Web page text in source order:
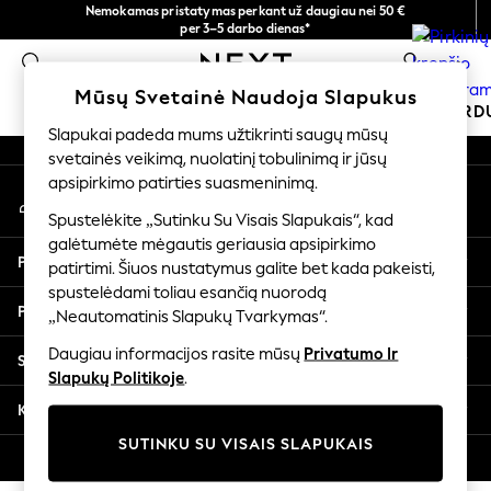
Nemokamas pristatymas perkant už daugiau nei 50 €
per 3–5 darbo dienas*
Dabar galite apsipirkti lietuvių kalba!
0
MOKYKLINĖ APRANGA ŠVENTINĖ
SCHOOLWEAR
All Boys Schoolwear
Shoes
Trousers
Shorts
Shirts
Polo Shirts
Sweatshirts & Jumpers
Coats & Jackets
Underwear
Multipacks
All Boys Sport & Swimwear
An error occurred on client
Mūsų socialiniai tinklai
Mano paskyra
Prisijunkite prie savo paskyros
Pagalba
Privatumas ir teisinė informacija
Skyriai
Kitos paslaugos
Mūsų Svetainė Naudoja Slapukus
Slapukai padeda mums užtikrinti saugų mūsų
svetainės veikimą, nuolatinį tobulinimą ir jūsų
apsipirkimo patirties suasmeninimą.
Spustelėkite „Sutinku Su Visais Slapukais“, kad
galėtumėte mėgautis geriausia apsipirkimo
patirtimi. Šiuos nustatymus galite bet kada pakeisti,
spustelėdami toliau esančią nuorodą
„Neautomatinis Slapukų Tvarkymas“.
Daugiau informacijos rasite mūsų Privatumo Ir
Slapukų Politikoje.
SUTINKU SU VISAIS SLAPUKAIS